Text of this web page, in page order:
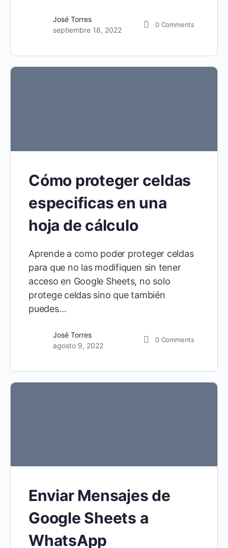
José Torres
septiembre 18, 2022
0 Comments
Cómo proteger celdas
especificas en una
hoja de cálculo
Aprende a como poder proteger celdas
para que no las modifiquen sin tener
acceso en Google Sheets, no solo
protege celdas sino que también
puedes…
José Torres
agosto 9, 2022
0 Comments
Enviar Mensajes de
Google Sheets a
WhatsApp